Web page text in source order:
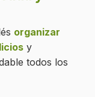
organizar
y
todos los